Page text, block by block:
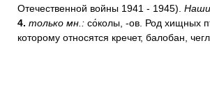
Отечественной войны 1941 - 1945). Наши
4. только мн.: со́колы, -ов. Род хищных
которому относятся кречет, балобан,